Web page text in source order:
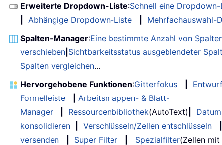
Erweiterte Dropdown-Liste:Schnell eine
Abhängige Dropdown-Liste
Mehrfachauswahl-
Spalten-Manager:Eine bestimmte Anzahl von
verschieben Sichtbarkeitsstatus ausgeblendeter
Spalten vergleichen...
Hervorgehobene Funktionen:Gitterfokus
Entwurf
Formelleiste
Arbeitsmappen- & Blatt-
Manager
Ressourcenbibliothek(AutoText)
konsolidieren
Verschlüsseln/Zellen entschlüsseln
versenden
Super Filter Spezialfilter(Zellen